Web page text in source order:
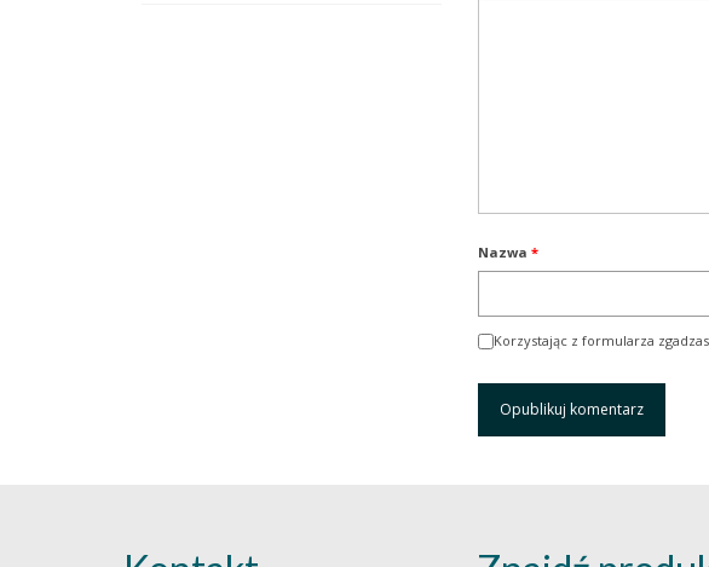
Nazwa *
Korzystając z formularza